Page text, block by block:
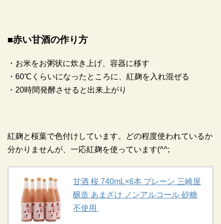
■赤い甘酒の作り方
・お米をお粥状に炊き上げ、容器に移す
・60℃くらいになったところに、紅麹を入れ混ぜる
・20時間発酵させると出来上がり
紅麹と桜葉で色付けしています。どの程度使われているか
分かりませんが、一応紅麹を使っています(^^;
甘酒 桜 740mL×6本 プレーン 三崎屋
醸造 あまざけ ノンアルコール 砂糖
不使用